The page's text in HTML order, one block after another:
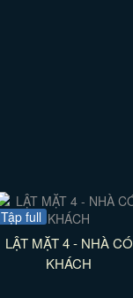
Tập full
LẬT MẶT 4 - NHÀ CÓ
KHÁCH